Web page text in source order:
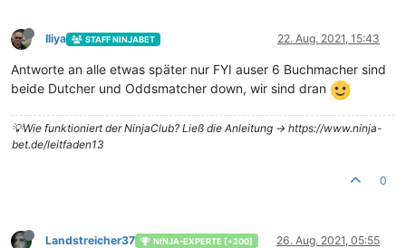
Iliya STAFF NINJABET 22. Aug. 2021, 15:43
Antworte an alle etwas später nur FYI auser 6 Buchmacher sind
beide Dutcher und Oddsmatcher down, wir sind dran
💡Wie funktioniert der NinjaClub? Ließ die Anleitung -> https://www.ninja-
bet.de/leitfaden13
0
Landstreicher37 NINJA-EXPERTE [+200] 26. Aug. 2021, 05:55